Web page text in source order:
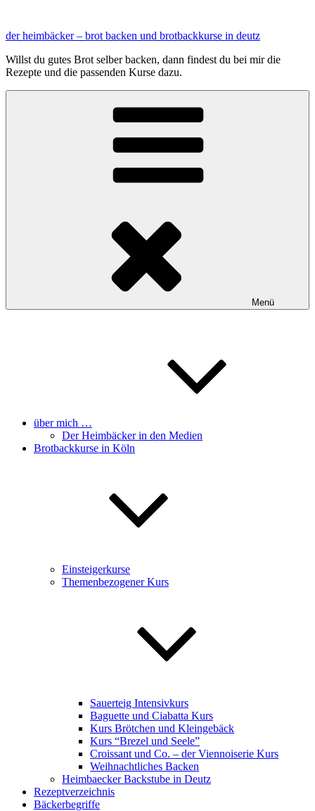
springen
der heimbäcker – brot backen und brotbackkurse in deutz
Willst du gutes Brot selber backen, dann findest du bei mir die
Rezepte und die passenden Kurse dazu.
Menü
über mich …
Der Heimbäcker in den Medien
Brotbackkurse in Köln
Einsteigerkurse
Themenbezogener Kurs
Sauerteig Intensivkurs
Baguette und Ciabatta Kurs
Kurs Brötchen und Kleingebäck
Kurs “Brezel und Seele”
Croissant und Co. – der Viennoiserie Kurs
Weihnachtliches Backen
Heimbaecker Backstube in Deutz
Rezeptverzeichnis
Bäckerbegriffe